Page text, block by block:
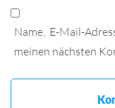
Name, E-Mail-
meinen nächsten